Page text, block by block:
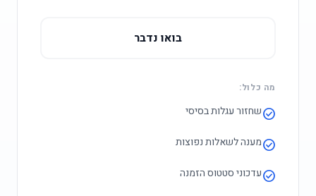
בואו נדבר
מה כלול:
check_circleשחזור עגלות בסיסי
check_circleמענה לשאלות נפוצות
check_circleעדכוני סטטוס הזמנה